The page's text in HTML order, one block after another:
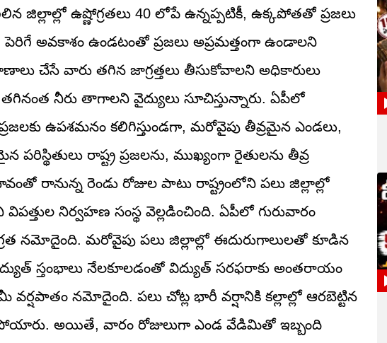
ఉష్ణోగ్రతలు 40 లోపే ఉన్నప్పటికీ, ఉక్కపోతతో ప్రజలు
అవకాశం ఉండటంతో ప్రజలు అప్రమత్తంగా ఉండాలని
వారు తగిన జాగ్రత్తలు తీసుకోవాలని అధికారులు
తగినంత నీరు తాగాలని వైద్యులు సూచిస్తున్నారు. ఏపీలో
ఉపశమనం కలిగిస్తుండగా, మరోవైపు తీవ్రమైన ఎండలు,
రాష్ట్ర ప్రజలను, ముఖ్యంగా రైతులను తీవ్ర
రానున్న రెండు రోజుల పాటు రాష్ట్రంలోని పలు జిల్లాల్లో
నిర్వహణ సంస్థ వెల్లడించింది. ఏపీలో గురువారం
నమోదైంది. మరోవైపు పలు జిల్లాల్లో ఈదురుగాలులతో కూడిన
స్తంభాలు నేలకూలడంతో విద్యుత్ సరఫరాకు అంతరాయం
నమోదైంది. పలు చోట్ల భారీ వర్షానికి కల్లాల్లో ఆరబెట్టిన
అయితే, వారం రోజులుగా ఎండ వేడిమితో ఇబ్బంది